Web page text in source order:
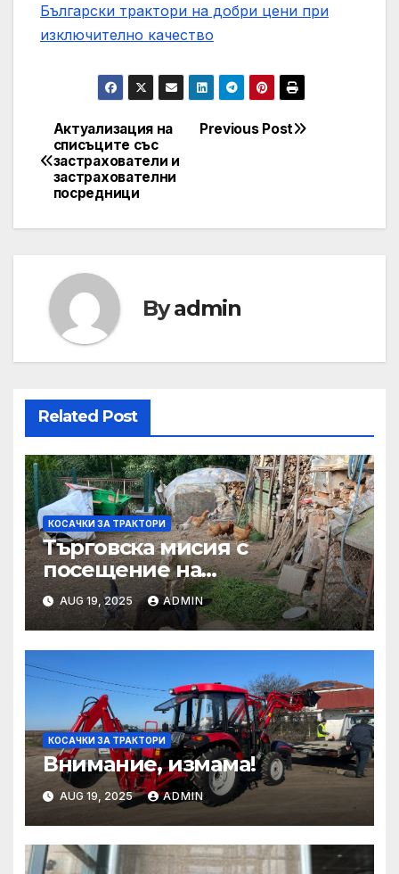
Български трактори на добри цени при
изключително качество
Post
navigation
Previous Post
Актуализация на
списъците със
застрахователи и
застрахователни
посредници
Byadmin
Related Post
КОСАЧКИ ЗА ТРАКТОРИ
Търговска мисия с
посещение на
Mеждународния търговски
панаир CosmeticBusiness
2025
AUG 19, 2025 ADMIN
КОСАЧКИ ЗА ТРАКТОРИ
Внимание, измама!
AUG 19, 2025 ADMIN